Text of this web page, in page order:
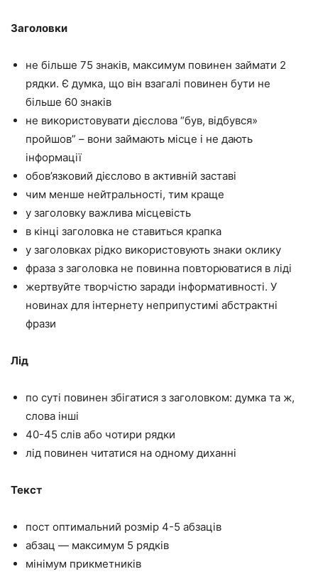
Заголовки
не більше 75 знаків, максимум повинен займати 2
рядки. Є думка, що він взагалі повинен бути не
більше 60 знаків
не використовувати дієслова “був, відбувся»
пройшов” – вони займають місце і не дають
інформації
обов’язковий дієслово в активній заставі
чим менше нейтральності, тим краще
у заголовку важлива місцевість
в кінці заголовка не ставиться крапка
у заголовках рідко використовують знаки оклику
фраза з заголовка не повинна повторюватися в ліді
жертвуйте творчістю заради інформативності. У
новинах для інтернету неприпустимі абстрактні
фрази
Лід
по суті повинен збігатися з заголовком: думка та ж,
слова інші
40-45 слів або чотири рядки
лід повинен читатися на одному диханні
Текст
пост оптимальний розмір 4-5 абзаців
абзац — максимум 5 рядків
мінімум прикметників